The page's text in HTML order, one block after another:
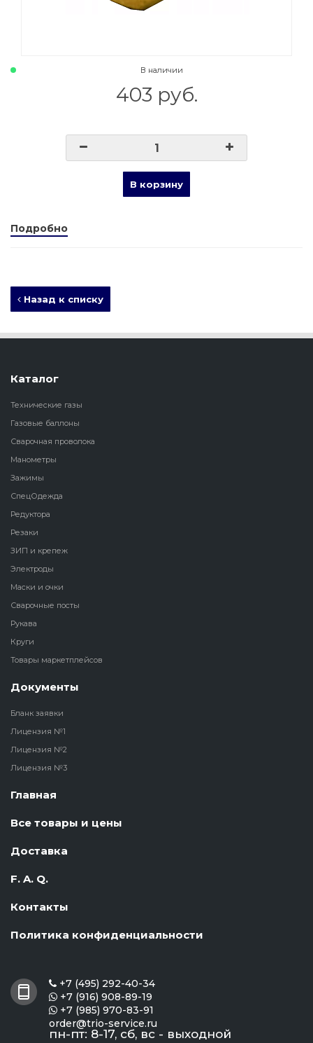
В наличии
403 руб.
В корзину
Подробно
Назад к списку
Каталог
Технические газы
Газовые баллоны
Сварочная проволока
Манометры
Зажимы
СпецОдежда
Редуктора
Резаки
ЗИП и крепеж
Электроды
Маски и очки
Сварочные посты
Рукава
Круги
Товары маркетплейсов
Документы
Бланк заявки
Лицензия №1
Лицензия №2
Лицензия №3
Главная
Все товары и цены
Доставка
F. A. Q.
Контакты
Политика конфиденциальности
 +7 (495) 292-40-34
 +7 (916) 908-89-19
 +7 (985) 970-83-91
order@trio-service.ru
пн-пт: 8-17, сб, вс - выходной